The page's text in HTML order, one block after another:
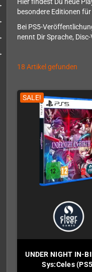
Hier findest Du neue
besondere Editionen
Bei PS5-
nennt Dir Sprache,
18 Artikel gefunden
SALE!
UNDER NIGHT IN-
Sys:Celes